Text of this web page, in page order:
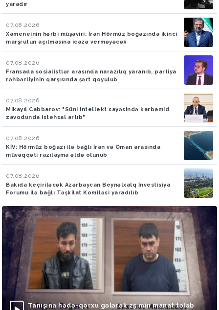
yaradır
07.08.2026
Xameneinin hərbi müşaviri: İran Hörmüz boğazında ikinci
marşrutun açılmasına icazə verməyəcək
07.08.2026
Fransada sosialistlər arasında narazılıq yaranıb, partiya
rəhbərliyinin qarşısında şərt qoyulub
07.08.2026
Mikayıl Cabbarov: "Süni intellekt sayəsində karbamid
zavodunda istehsal artıb"
07.08.2026
KİV: Hörmüz boğazı ilə bağlı İran və Oman arasında
müvəqqəti razılaşma əldə olunub
07.08.2026
Bakıda keçiriləcək Azərbaycan Beynəlxalq İnvestisiya
Forumu ilə bağlı Təşkilat Komitəsi yaradılıb
Tanışına hədə-qorxu gələrək 25 min manat tələb